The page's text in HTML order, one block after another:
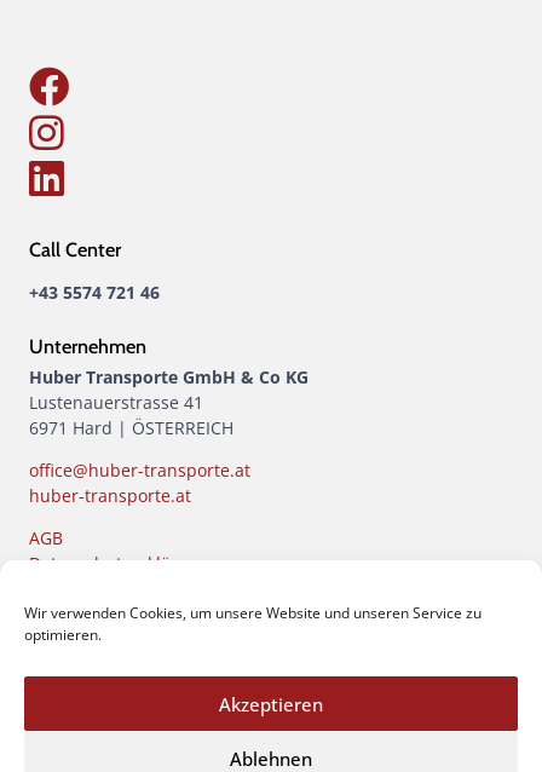
Wir verwenden Cookies, um unsere Website und unseren Service zu
optimieren.
Akzeptieren
Ablehnen
Call Center
+43 5574 721 46
Unternehmen
Huber Transporte GmbH & Co KG
Lustenauerstrasse 41
6971 Hard | ÖSTERREICH
office@huber-transporte.at
huber-transporte.at
AGB
Datenschutzerklärung
Öffnungszeiten
MO-FR: 07:30 - 12:00 | 13:00 - 17:00
Waschcenter
MO-DO: 07:30 - 12:00 | 13:00 - 17:00